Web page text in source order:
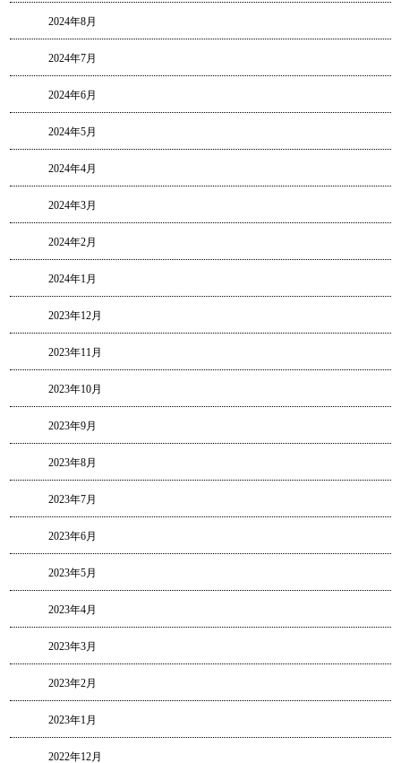
2024年8月
2024年7月
2024年6月
2024年5月
2024年4月
2024年3月
2024年2月
2024年1月
2023年12月
2023年11月
2023年10月
2023年9月
2023年8月
2023年7月
2023年6月
2023年5月
2023年4月
2023年3月
2023年2月
2023年1月
2022年12月